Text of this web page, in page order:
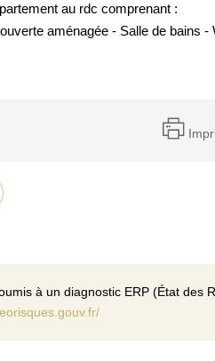
au rdc comprenant :
aménagée - Salle de bains
à un diagnostic ERP (État des